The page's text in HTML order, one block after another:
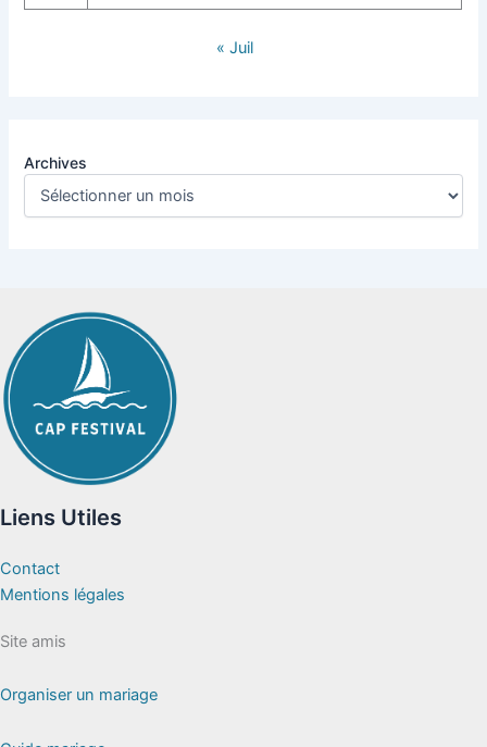
« Juil
Archives
Liens Utiles
Contact
Mentions légales
Site amis
Organiser un mariage